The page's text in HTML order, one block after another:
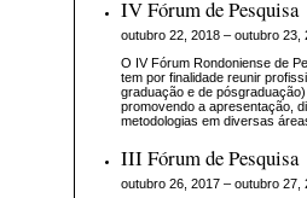
IV Fórum de Pesquisa
outubro 22, 2018 – outubro 23,
O IV Fórum Rondoniense de
tem por finalidade reunir
graduação e de
promovendo a apresentação,
metodologias em diversas
III Fórum de Pesquisa
outubro 26, 2017 – outubro 27,